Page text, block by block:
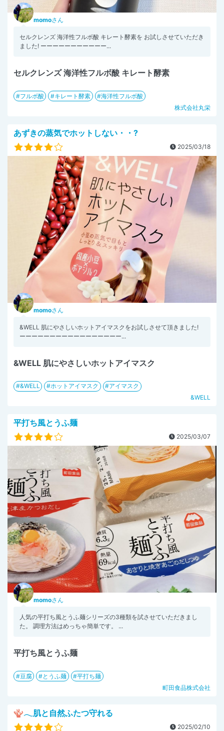
momoさん
セルクレンズ 海洋性フルボ酸 キレート酵素を お試しさせていただき
ました! ーーーーーーーーーーー...
セルクレンズ 海洋性フルボ酸 キレート酵素
フルボ酸 キレート酵素
海洋性フルボ酸
株式会社丸栄
あずきの蒸気でホットしない・・?
2025/03/18
momoさん
&WELL 肌にやさしいホットアイマスクをお試しさせて頂きました!
ーーーーーーーーーーーーーーーーー...
&WELL 肌にやさしいホットアイマスク
&WELL ホットアイマスク
アイマスク
&WELL
平打ち風とうふ麺
2025/03/07
momoさん
人気の平打ち風とうふ麺シリーズの3種類を試させていただきまし
た。 調理方法はめっちゃ簡単です。 ...
平打ち風とうふ麺
豆腐 とうふ麺
平打ち麺
町田食品株式会社
🪸𓂃肌と自然ふたつ守れる
2025/02/10